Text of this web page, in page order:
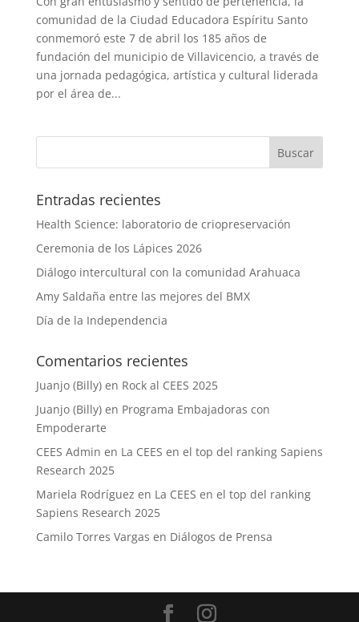
comunidad de la Ciudad Educadora Espíritu Santo
conmemoró este 7 de abril los 185 años de
fundación del municipio de Villavicencio, a través de
una jornada pedagógica, artística y cultural liderada
por el área de...
Entradas recientes
Health Science: laboratorio de criopreservación
Ceremonia de los Lápices 2026
Diálogo intercultural con la comunidad Arahuaca
Amy Saldaña entre las mejores del BMX
Día de la Independencia
Comentarios recientes
Juanjo (Billy)en Rock al CEES 2025
Juanjo (Billy)en Programa Embajadoras con
Empoderarte
CEES Admin en La CEES en el top del ranking Sapiens
Research 2025
Mariela Rodríguez en La CEES en el top del ranking
Sapiens Research 2025
Camilo Torres Vargas en Diálogos de Prensa